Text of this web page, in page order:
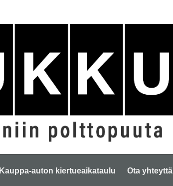
Kauppa-auton kiertueaikataulu Ota yhteyttä